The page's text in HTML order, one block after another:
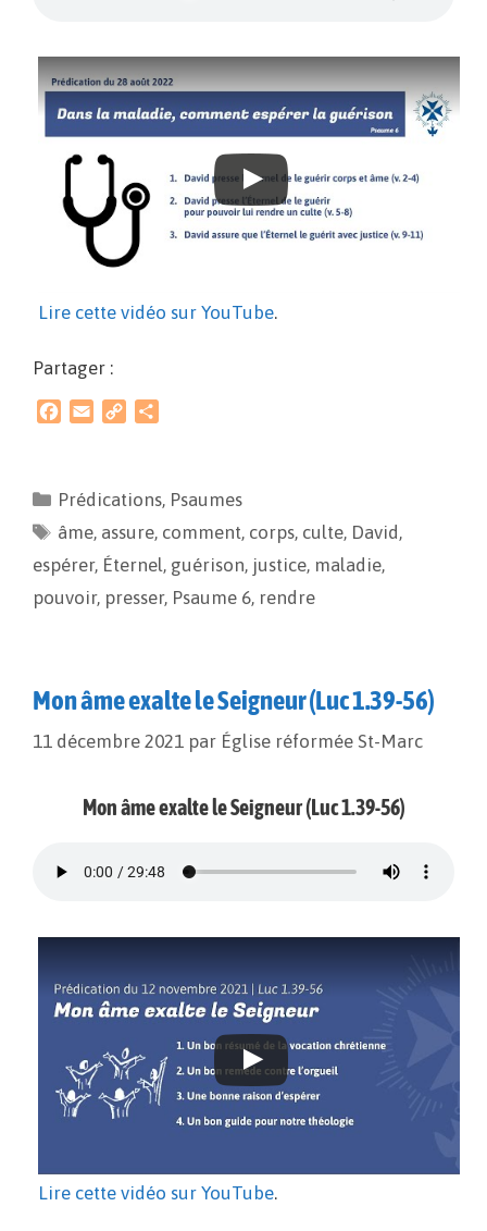
Lire cette vidéo sur YouTube.
Partager :
b
o
o
l
L
i
a
g
e
r
Prédications, Psaumes
âme, assure, comment, corps, culte, David,
espérer, Éternel, guérison, justice, maladie,
pouvoir, presser, Psaume 6, rendre
Mon âme exalte le Seigneur (Luc 1.39-56)
11 décembre 2021 par Église réformée St-Marc
Mon âme exalte le Seigneur (Luc 1.39-56)
Lire cette vidéo sur YouTube.